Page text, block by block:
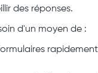
des réponses.
d'un moyen de :